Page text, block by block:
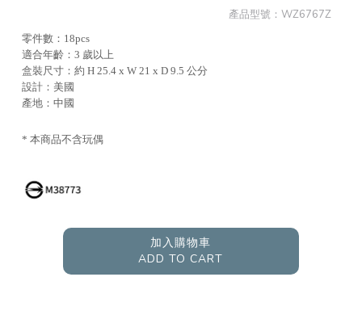
產品型號：WZ6767Z
零件數：18pcs
適合年齡：3 歲以上
盒裝尺寸：約 H 25.4 x W 21 x D 9.5 公分
設計：美國
產地：中國
* 本商品不含玩偶
加入購物車
ADD TO CART